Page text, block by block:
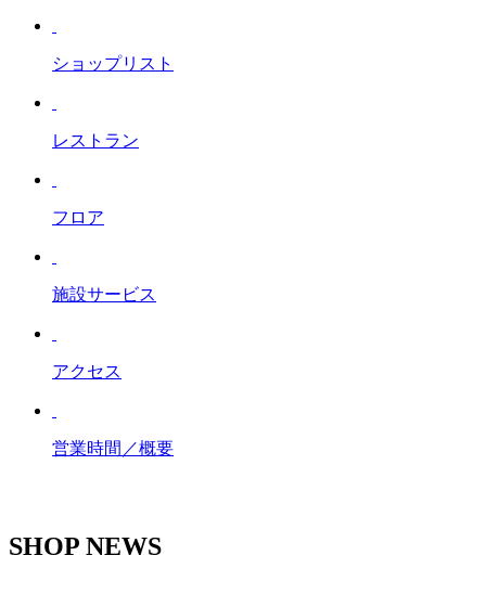
ショップリスト
レストラン
フロア
施設サービス
アクセス
営業時間／概要
SHOP NEWS